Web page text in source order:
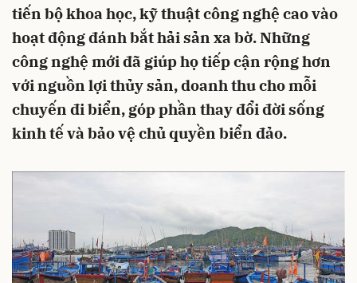
tiến bộ khoa học, kỹ thuật công nghệ cao vào
hoạt động đánh bắt hải sản xa bờ. Những
công nghệ mới đã giúp họ tiếp cận rộng hơn
với nguồn lợi thủy sản, doanh thu cho mỗi
chuyến đi biển, góp phần thay đổi đời sống
kinh tế và bảo vệ chủ quyền biển đảo.